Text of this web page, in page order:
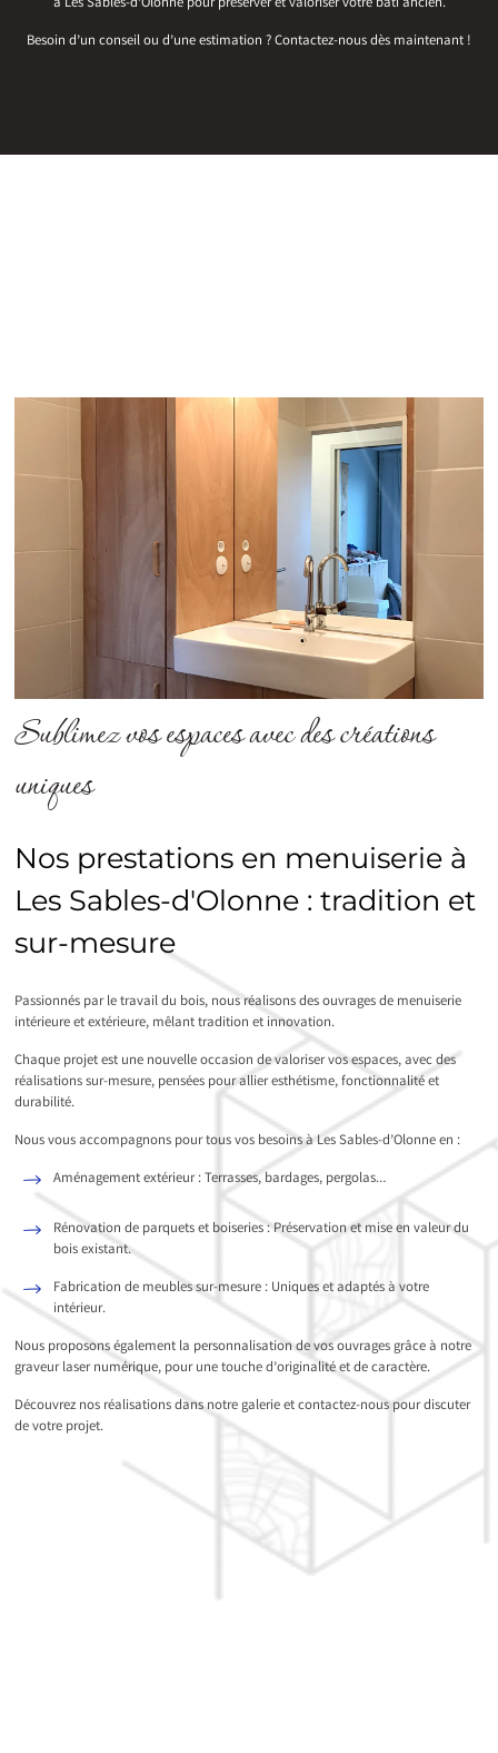
à Les Sables-d’Olonne pour préserver et valoriser votre bâti ancien.
Besoin d’un conseil ou d’une estimation ? Contactez-nous dès maintenant !
Sublimez vos espaces avec des créations
uniques
Nos prestations en menuiserie à
Les Sables-d'Olonne : tradition et
sur-mesure
Passionnés par le travail du bois, nous réalisons des ouvrages de menuiserie
intérieure et extérieure, mêlant tradition et innovation.
Chaque projet est une nouvelle occasion de valoriser vos espaces, avec des
réalisations sur-mesure, pensées pour allier esthétisme, fonctionnalité et
durabilité.
Nous vous accompagnons pour tous vos besoins à Les Sables-d’Olonne en :
Aménagement extérieur : Terrasses, bardages, pergolas…
Rénovation de parquets et boiseries : Préservation et mise en valeur du
bois existant.
Fabrication de meubles sur-mesure : Uniques et adaptés à votre
intérieur.
Nous proposons également la personnalisation de vos ouvrages grâce à notre
graveur laser numérique, pour une touche d’originalité et de caractère.
Découvrez nos réalisations dans notre galerie et contactez-nous pour discuter
de votre projet.